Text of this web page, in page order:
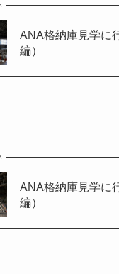
ANA格納庫見学に
編）
ANA格納庫見学に
編）